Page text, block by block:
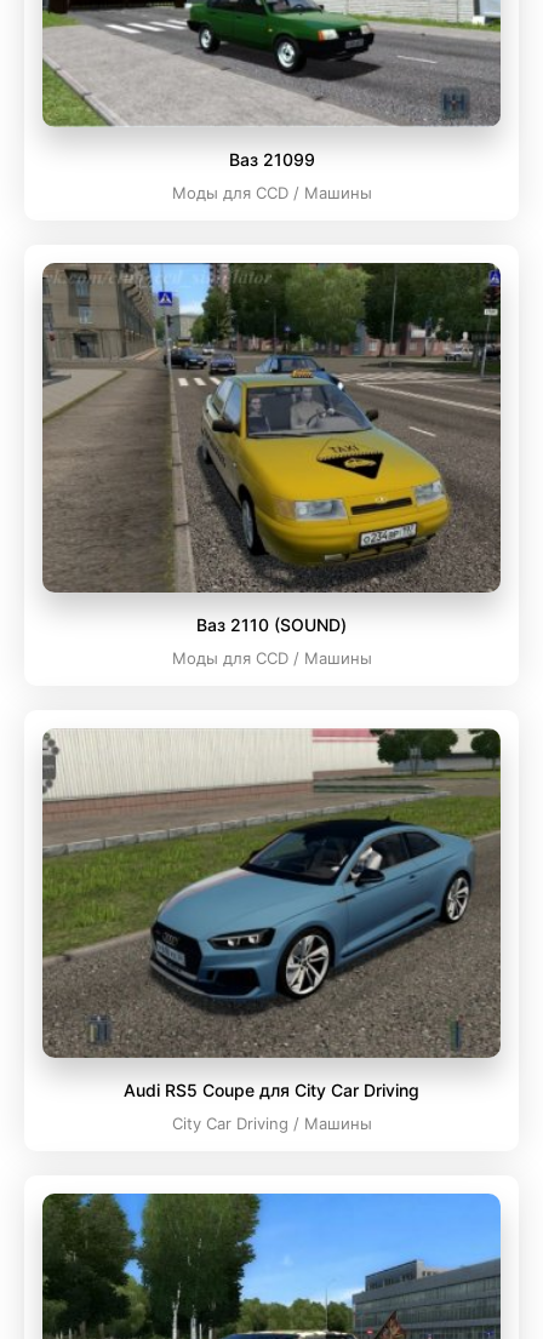
Ваз 21099
Моды для CCD / Машины
Ваз 2110 (SOUND)
Моды для CCD / Машины
Audi RS5 Coupe для City Car Driving
City Car Driving / Машины